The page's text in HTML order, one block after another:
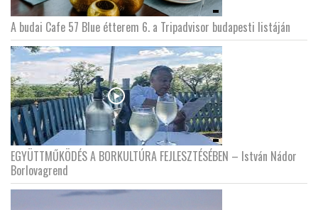
A budai Cafe 57 Blue étterem 6. a Tripadvisor budapesti listáján
EGYÜTTMŰKÖDÉS A BORKULTÚRA FEJLESZTÉSÉBEN – István Nádor
Borlovagrend